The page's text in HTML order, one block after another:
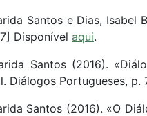
Santos e Dias, Isabel
Disponível aqui.
Santos (2016).
Diálogos Portugueses,
Santos (2016). «O